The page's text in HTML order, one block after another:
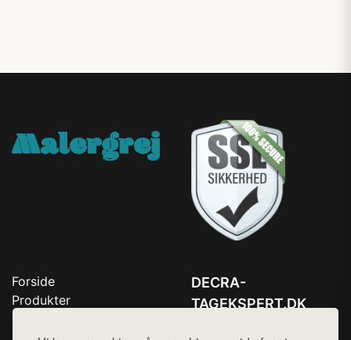
Forside
Produkter
Top Rabatter
DECRA-
TAGEKSPERT.DK